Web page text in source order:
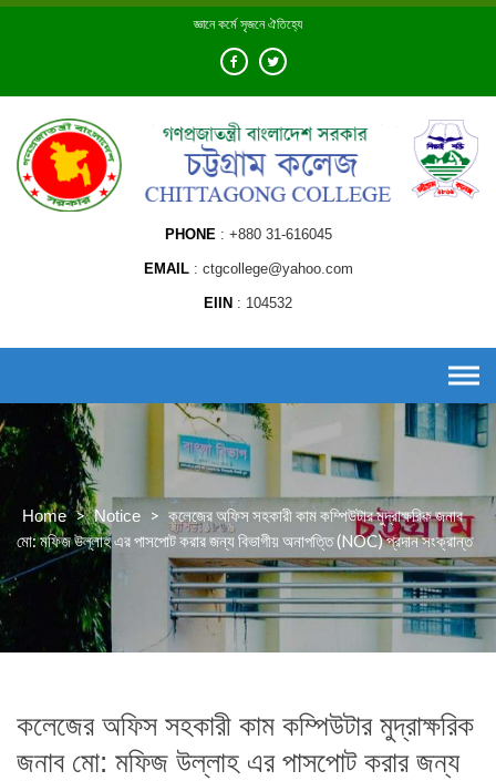
Skip
জ্ঞানে কর্মে সৃজনে ঐতিহ্যে
PHONE +880 31-616045
EMAIL ctgcollege@yahoo.com
EIIN 104532
Home > Notice > কলেজের অফিস সহকারী কাম কম্পিউটার মুদ্রাক্ষরিক জনাব
মো: মফিজ উল্লাহ এর পাসপোট করার জন্য বিভাগীয় অনাপত্তি (NOC) প্রদান সংক্রান্ত
কলেজের অফিস সহকারী কাম কম্পিউটার মুদ্রাক্ষরিক
জনাব মো: মফিজ উল্লাহ এর পাসপোট করার জন্য